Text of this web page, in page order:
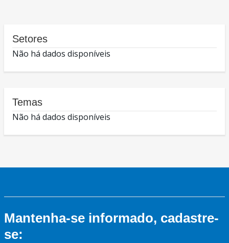
Setores
Não há dados disponíveis
Temas
Não há dados disponíveis
Mantenha-se informado, cadastre-
se: